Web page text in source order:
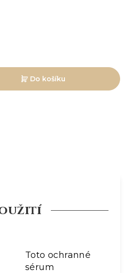
Do košíku
Toto ochranné
sérum